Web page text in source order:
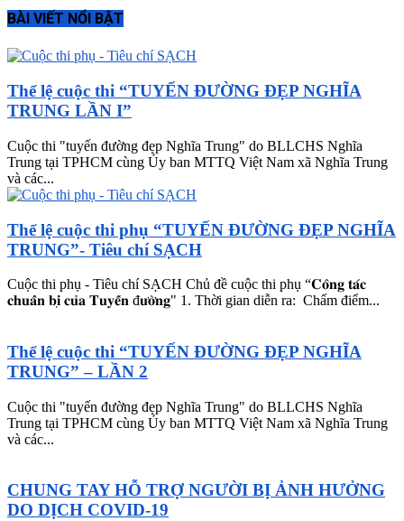
BÀI VIẾT NỔI BẬT
Thể lệ cuộc thi “TUYẾN ĐƯỜNG ĐẸP NGHĨA
TRUNG LẦN I”
Cuộc thi "tuyến đường đẹp Nghĩa Trung" do BLLCHS Nghĩa
Trung tại TPHCM cùng Ủy ban MTTQ Việt Nam xã Nghĩa Trung
và các...
Thể lệ cuộc thi phụ “TUYẾN ĐƯỜNG ĐẸP NGHĨA
TRUNG”- Tiêu chí SẠCH
Cuộc thi phụ - Tiêu chí SẠCH Chủ đề cuộc thi phụ “𝐂𝐨̂𝐧𝐠 𝐭𝐚́𝐜
𝐜𝐡𝐮𝐚̂̉𝐧 𝐛𝐢̣ 𝐜𝐮̉𝐚 𝐓𝐮𝐲𝐞̂́𝐧 đ𝐮̛𝐨̛̀𝐧𝐠" 1. Thời gian diễn ra: Chấm điểm...
Thể lệ cuộc thi “TUYẾN ĐƯỜNG ĐẸP NGHĨA
TRUNG” – LẦN 2
Cuộc thi "tuyến đường đẹp Nghĩa Trung" do BLLCHS Nghĩa
Trung tại TPHCM cùng Ủy ban MTTQ Việt Nam xã Nghĩa Trung
và các...
CHUNG TAY HỖ TRỢ NGƯỜI BỊ ẢNH HƯỞNG
DO DỊCH COVID-19